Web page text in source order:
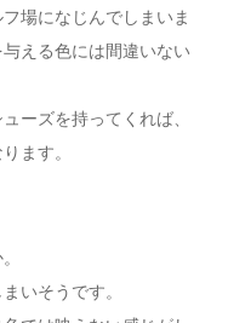
場になじんでしまいま
える色には間違いない
ーズを持ってくれば、
ます。
いそうです。